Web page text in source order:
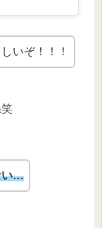
いぞ！！！
い…